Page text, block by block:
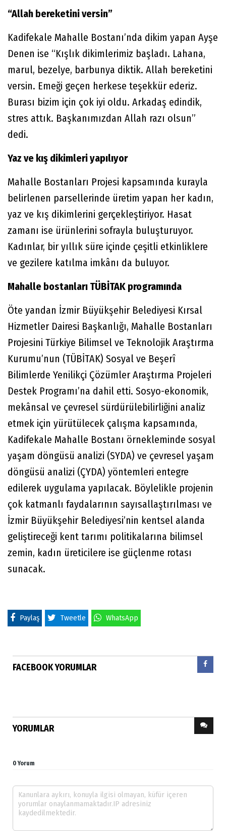
“Allah bereketini versin”
Kadifekale Mahalle Bostanı’nda dikim yapan Ayşe
Denen ise “Kışlık dikimlerimiz başladı. Lahana,
marul, bezelye, barbunya diktik. Allah bereketini
versin. Emeği geçen herkese teşekkür ederiz.
Burası bizim için çok iyi oldu. Arkadaş edindik,
stres attık. Başkanımızdan Allah razı olsun”
dedi.
Yaz ve kış dikimleri yapılıyor
Mahalle Bostanları Projesi kapsamında kurayla
belirlenen parsellerinde üretim yapan her kadın,
yaz ve kış dikimlerini gerçekleştiriyor. Hasat
zamanı ise ürünlerini sofrayla buluşturuyor.
Kadınlar, bir yıllık süre içinde çeşitli etkinliklere
ve gezilere katılma imkânı da buluyor.
Mahalle bostanları TÜBİTAK programında
Öte yandan İzmir Büyükşehir Belediyesi Kırsal
Hizmetler Dairesi Başkanlığı, Mahalle Bostanları
Projesini Türkiye Bilimsel ve Teknolojik Araştırma
Kurumu’nun (TÜBİTAK) Sosyal ve Beşerî
Bilimlerde Yenilikçi Çözümler Araştırma Projeleri
Destek Programı’na dahil etti. Sosyo-ekonomik,
mekânsal ve çevresel sürdürülebilirliğini analiz
etmek için yürütülecek çalışma kapsamında,
Kadifekale Mahalle Bostanı örnekleminde sosyal
yaşam döngüsü analizi (SYDA) ve çevresel yaşam
döngüsü analizi (ÇYDA) yöntemleri entegre
edilerek uygulama yapılacak. Böylelikle projenin
çok katmanlı faydalarının sayısallaştırılması ve
İzmir Büyükşehir Belediyesi’nin kentsel alanda
geliştireceği kent tarımı politikalarına bilimsel
zemin, kadın üreticilere ise güçlenme rotası
sunacak.
Paylaş Tweetle WhatsApp
FACEBOOK YORUMLAR
YORUMLAR
0 Yorum